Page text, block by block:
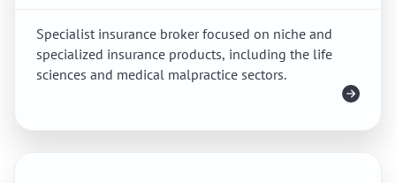
Specialist insurance broker focused on niche and
specialized insurance products, including the life
sciences and medical malpractice sectors.